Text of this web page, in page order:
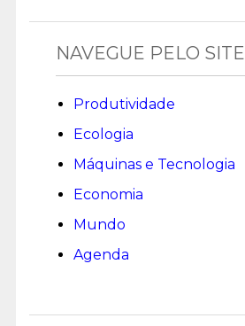
NAVEGUE PELO SITE
Produtividade
Ecologia
Máquinas e Tecnologia
Economia
Mundo
Agenda